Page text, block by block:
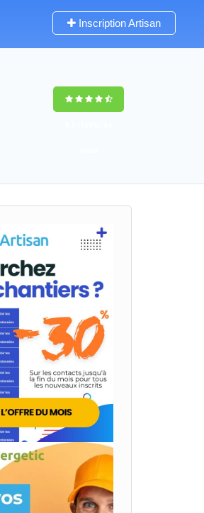
Inscription Artisan